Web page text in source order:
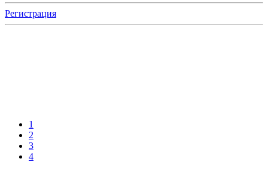
Регистрация
1
2
3
4